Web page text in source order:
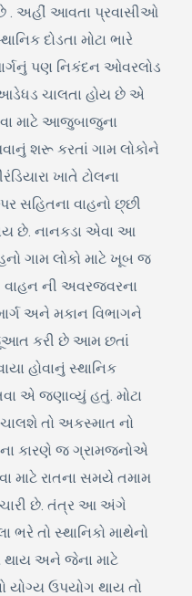
. અહીં આવતા પ્રવાસીઓ
દોડતા મોટા ભારે
પણ નિકંદન ઓવરલોડ
ચાલતા હોય છે એ
માટે આજુબાજુના
શરૂ કરતાં ગામ લોકોને
ખાતે ટોલના
સહિતના વાહનો છ્છી
છે. નાનકડા એવા આ
ગામ લોકો માટે ખૂબ જ
ની અવરજવરના
અને મકાન વિભાગને
કરી છે આમ છતાં
હોવાનું સ્થાનિક
એ જણાવ્યું હતું. મોટા
તો અકસ્માત નો
કારણે જ ગ્રામજનોએ
માટે રાતના સમયે તમામ
છે. તંત્ર આ અંગે
તો સ્થાનિકો માથેનો
થાય અને જેના માટે
યોગ્ય ઉપયોગ થાય તો